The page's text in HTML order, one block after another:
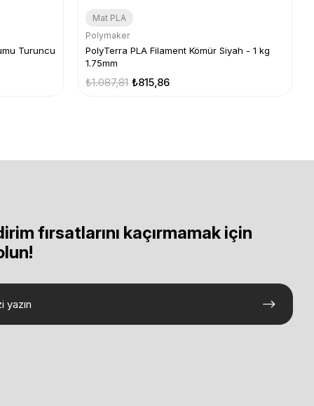
Turuncu
Mat PLA
Polymaker
PolyTerra PLA Filament Kömür Siyah - 1 kg
1.75mm
₺815,86
₺1.087,81
fırsatlarını kaçırmamak için